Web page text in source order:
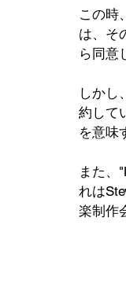
この時
は、そ
ら同意
しかし
約して
を意味
また、
れは
楽制作